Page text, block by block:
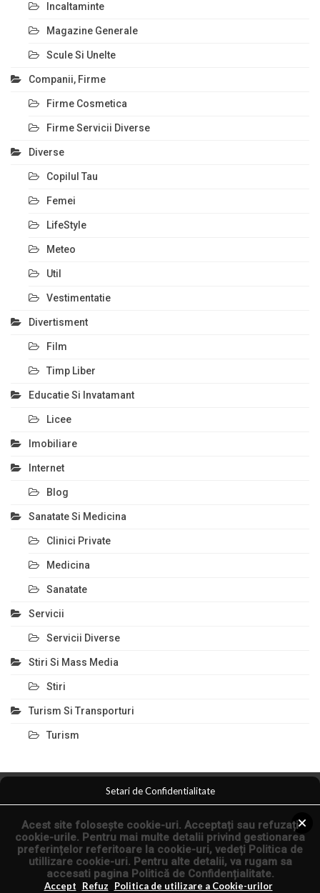
Incaltaminte
Magazine Generale
Scule Si Unelte
Companii, Firme
Firme Cosmetica
Firme Servicii Diverse
Diverse
Copilul Tau
Femei
LifeStyle
Meteo
Util
Vestimentatie
Divertisment
Film
Timp Liber
Educatie Si Invatamant
Licee
Imobiliare
Internet
Blog
Sanatate Si Medicina
Clinici Private
Medicina
Sanatate
Servicii
Servicii Diverse
Stiri Si Mass Media
Stiri
Turism Si Transporturi
Turism
Comert Si Magazine Magazin Online
Anunturi Servicii
Anunturi Online
Arta Fotografica
© 2026 - Articole Seo si Comunicate de Presa.
Articol.co.ro
Setari de Confidentialitate
Acest site folosește cookie-uri. Acceptați sau refuzați
cookie-urile. Pentru mai multe detalii privind gestionarea
preferințelor referitoare la cookie-uri, vedeți Politica de
utillizare cookie-uri. Pentru alte detalii, va rugam sa
accesati pagina Politică de Confidențialitate.
Accept Refuz Politica de utilizare a Cookie-urilor